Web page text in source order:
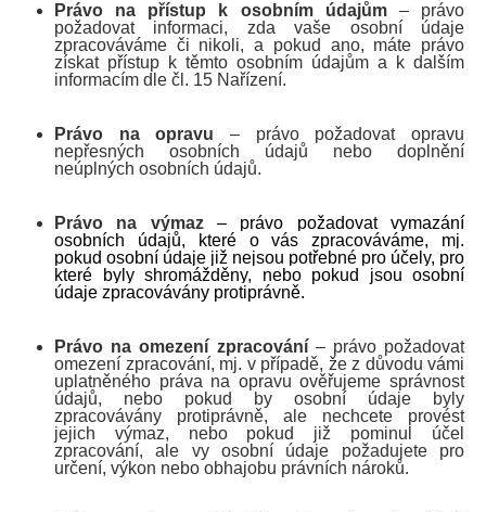
Právo na přístup k osobním údajům– právo
požadovat informaci, zda vaše osobní údaje
zpracováváme či nikoli, a pokud ano, máte právo
získat přístup k těmto osobním údajům a k dalším
informacím dle čl. 15 Nařízení.
Právo na opravu – právo požadovat opravu
nepřesných osobních údajů nebo doplnění
neúplných osobních údajů.
Právo na výmaz – právo požadovat vymazání
osobních údajů, které o vás zpracováváme, mj.
pokud osobní údaje již nejsou potřebné pro účely, pro
které byly shromážděny, nebo pokud jsou osobní
údaje zpracovávány protiprávně.
Právo na omezení zpracování– právo požadovat
omezení zpracování, mj. v případě, že z důvodu vámi
uplatněného práva na opravu ověřujeme správnost
údajů, nebo pokud by osobní údaje byly
zpracovávány protiprávně, ale nechcete provést
jejich výmaz, nebo pokud již pominul účel
zpracování, ale vy osobní údaje požadujete pro
určení, výkon nebo obhajobu právních nároků.